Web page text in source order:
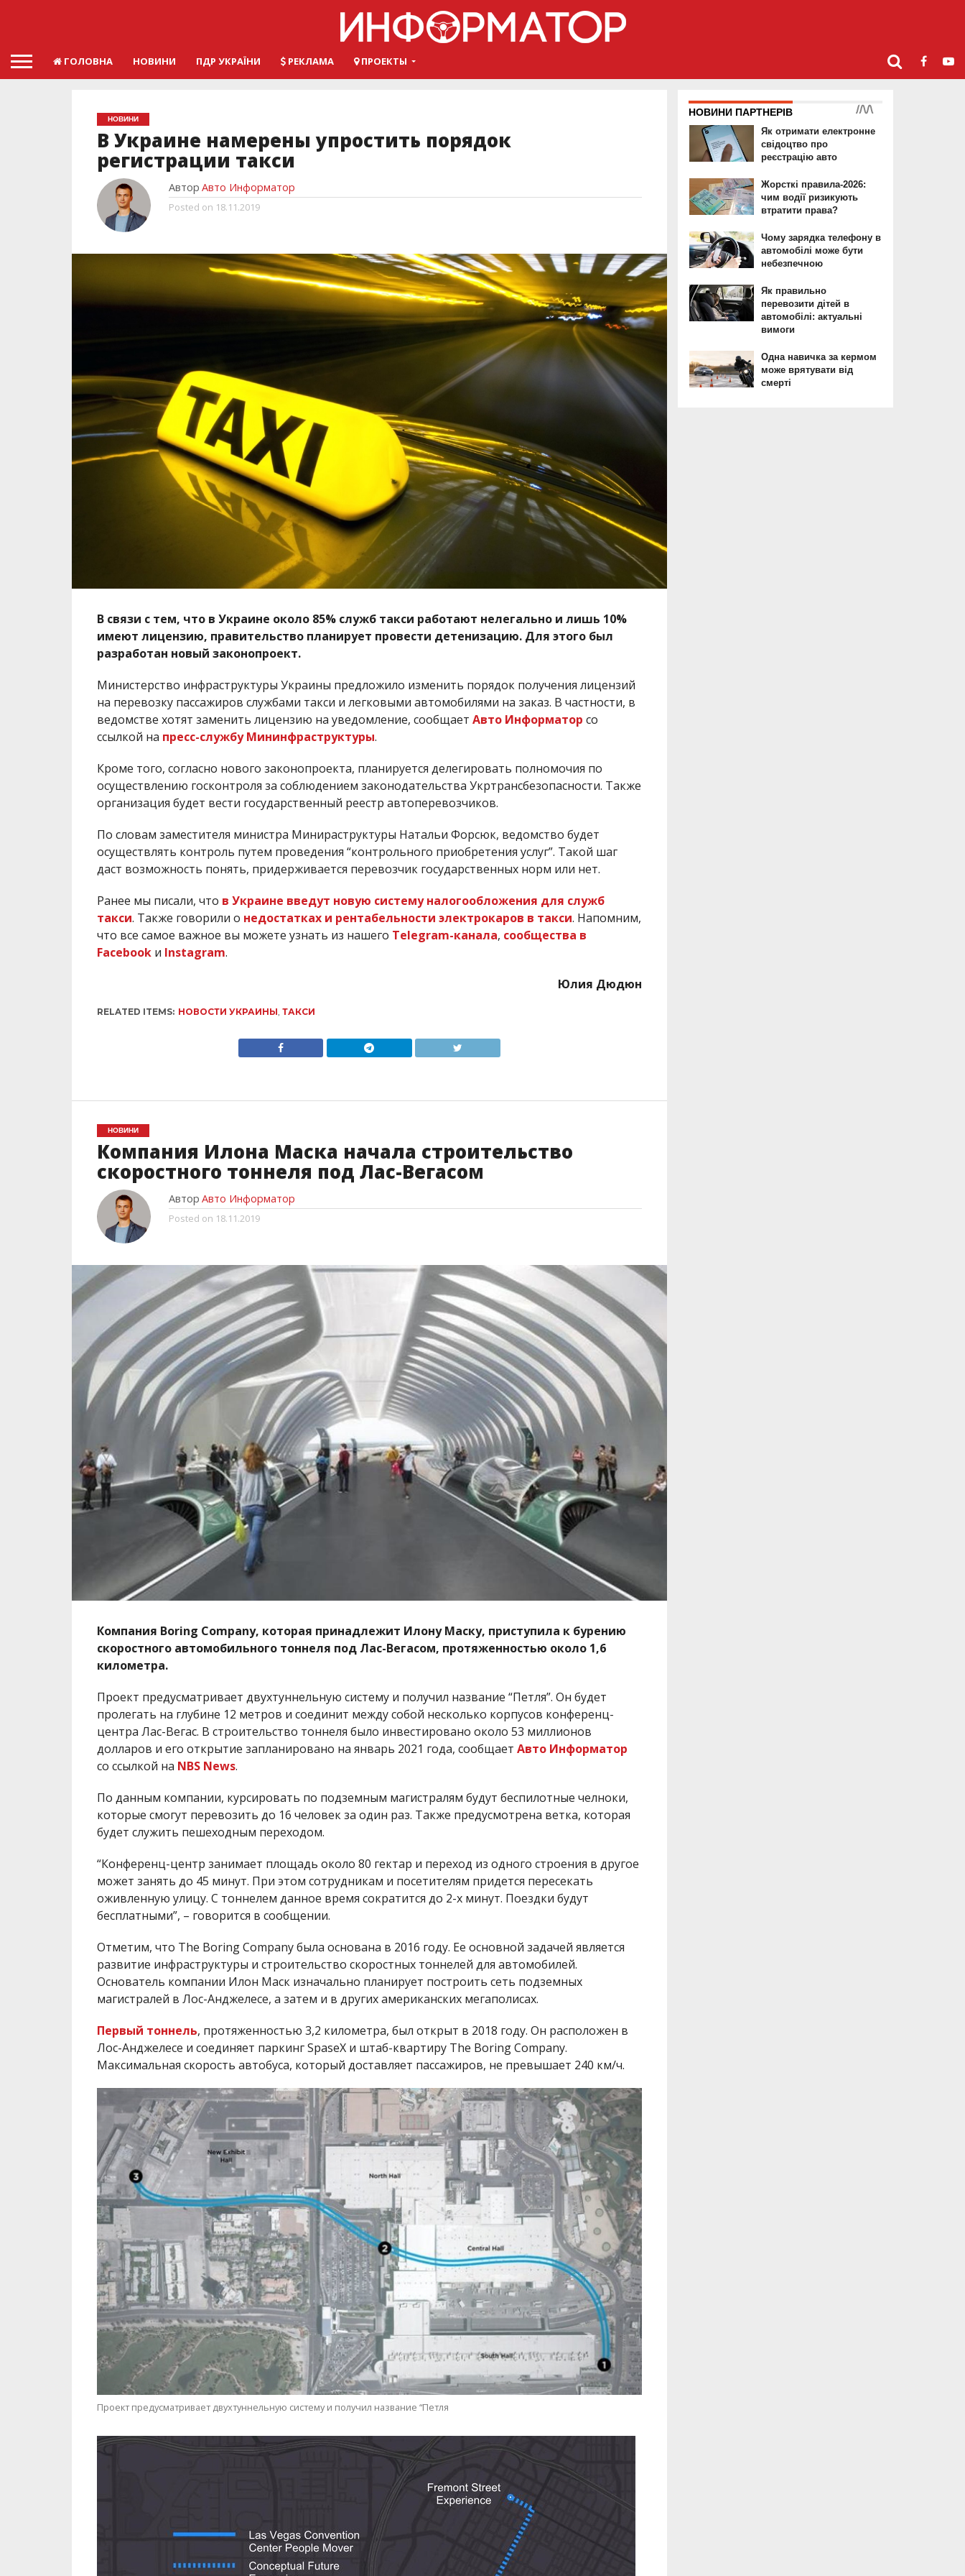
ГОЛОВНА НОВИНИ ПДР УКРАЇНИ РЕКЛАМА ПРОЕКТЫ
НОВИНИ
В Украине намерены упростить порядок
регистрации такси
Автор Авто Информатор
Posted on 18.11.2019
В связи с тем, что в Украине около 85% служб такси работают нелегально и лишь 10%
имеют лицензию, правительство планирует провести детенизацию. Для этого был
разработан новый законопроект.
Министерство инфраструктуры Украины предложило изменить порядок получения лицензий
на перевозку пассажиров службами такси и легковыми автомобилями на заказ. В частности, в
ведомстве хотят заменить лицензию на уведомление, сообщает Авто Информатор со
ссылкой на пресс-службу Мининфраструктуры.
Кроме того, согласно нового законопроекта, планируется делегировать полномочия по
осуществлению госконтроля за соблюдением законодательства Укртрансбезопасности. Также
организация будет вести государственный реестр автоперевозчиков.
По словам заместителя министра Минираструктуры Натальи Форсюк, ведомство будет
осуществлять контроль путем проведения “контрольного приобретения услуг”. Такой шаг
даст возможность понять, придерживается перевозчик государственных норм или нет.
Ранее мы писали, что в Украине введут новую систему налогообложения для служб
такси. Также говорили о недостатках и рентабельности электрокаров в такси. Напомним,
что все самое важное вы можете узнать из нашего Telegram-канала, сообщества в
Facebookи Instagram.
Юлия Дюдюн
RELATED ITEMS: НОВОСТИ УКРАИНЫ, ТАКСИ
НОВИНИ
Компания Илона Маска начала строительство
скоростного тоннеля под Лас-Вегасом
Автор Авто Информатор
Posted on 18.11.2019
Компания Boring Company, которая принадлежит Илону Маску, приступила к бурению
скоростного автомобильного тоннеля под Лас-Вегасом, протяженностью около 1,6
километра.
Проект предусматривает двухтуннельную систему и получил название “Петля”. Он будет
пролегать на глубине 12 метров и соединит между собой несколько корпусов конференц-
центра Лас-Вегас. В строительство тоннеля было инвестировано около 53 миллионов
долларов и его открытие запланировано на январь 2021 года, сообщает Авто Информатор
со ссылкой на NBS News.
По данным компании, курсировать по подземным магистралям будут беспилотные челноки,
которые смогут перевозить до 16 человек за один раз. Также предусмотрена ветка, которая
будет служить пешеходным переходом.
“Конференц-центр занимает площадь около 80 гектар и переход из одного строения в другое
может занять до 45 минут. При этом сотрудникам и посетителям придется пересекать
оживленную улицу. С тоннелем данное время сократится до 2-х минут. Поездки будут
бесплатными”, – говорится в сообщении.
Отметим, что The Boring Company была основана в 2016 году. Ее основной задачей является
развитие инфраструктуры и строительство скоростных тоннелей для автомобилей.
Основатель компании Илон Маск изначально планирует построить сеть подземных
магистралей в Лос-Анджелесе, а затем и в других американских мегаполисах.
Первый тоннель, протяженностью 3,2 километра, был открыт в 2018 году. Он расположен в
Лос-Анджелесе и соединяет паркинг SpaseX и штаб-квартиру The Boring Company.
Максимальная скорость автобуса, который доставляет пассажиров, не превышает 240 км/ч.
Проект предусматривает двухтуннельную систему и получил название “Петля